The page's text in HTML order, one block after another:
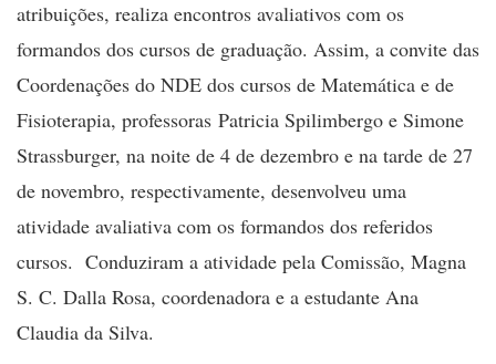
atribuições, realiza encontros avaliativos com os
formandos dos cursos de graduação. Assim, a convite das
Coordenações do NDE dos cursos de Matemática e de
Fisioterapia, professoras Patricia Spilimbergo e Simone
Strassburger, na noite de 4 de dezembro e na tarde de 27
de novembro, respectivamente, desenvolveu uma
atividade avaliativa com os formandos dos referidos
cursos. Conduziram a atividade pela Comissão, Magna
S. C. Dalla Rosa, coordenadora e a estudante Ana
Claudia da Silva.